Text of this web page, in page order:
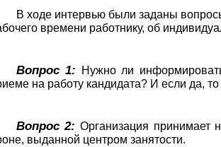
В ходе интервью были заданы
времени работнику, об
Вопрос 1: Нужно ли
на работу кандидата? И если да,
Вопрос 2: Организация принимает
выданной центром занятости.